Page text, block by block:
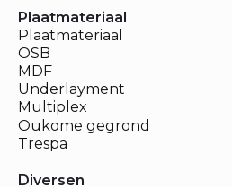
Plaatmateriaal
Plaatmateriaal
OSB
MDF
Underlayment
Multiplex
Oukome gegrond
Trespa
Diversen